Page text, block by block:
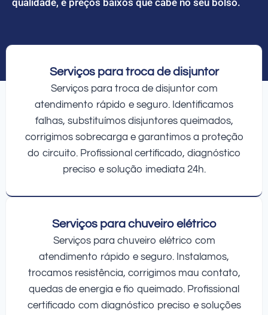
Serviços para troca de disjuntor
Serviços para troca de disjuntor com
atendimento rápido e seguro. Identificamos
falhas, substituímos disjuntores queimados,
corrigimos sobrecarga e garantimos a proteção
do circuito. Profissional certificado, diagnóstico
preciso e solução imediata 24h.
Serviços para chuveiro elétrico
Serviços para chuveiro elétrico com
atendimento rápido e seguro. Instalamos,
trocamos resistência, corrigimos mau contato,
quedas de energia e fio queimado. Profissional
certificado com diagnóstico preciso e soluções